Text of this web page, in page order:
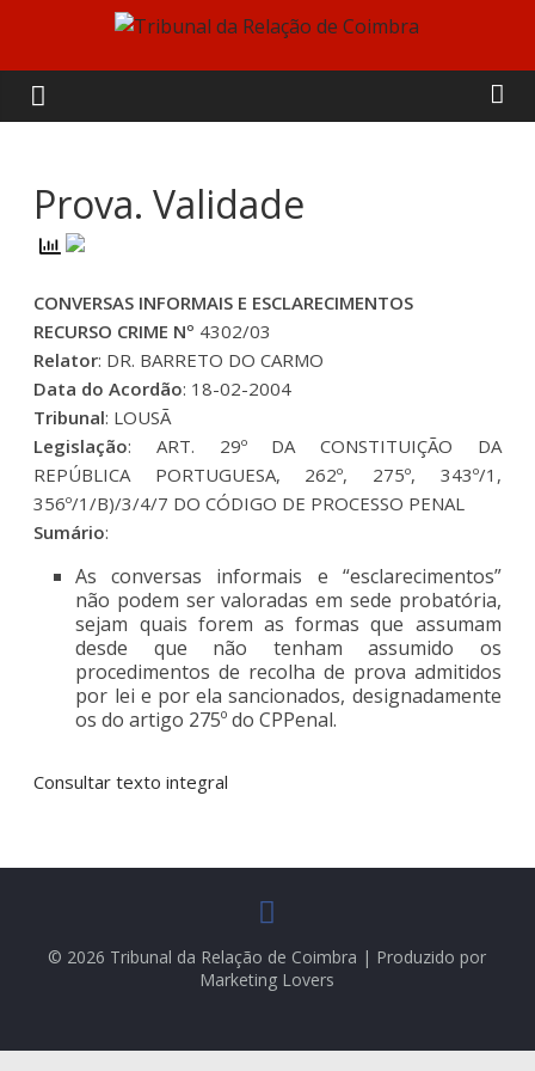
content
Tribunal
da
Relação
de
Coimbra
Prova. Validade
CONVERSAS INFORMAIS E ESCLARECIMENTOS
RECURSO CRIME Nº 4302/03
Relator: DR. BARRETO DO CARMO
Data do Acordão: 18-02-2004
Tribunal: LOUSÃ
Legislação: ART. 29º DA CONSTITUIÇÃO DA
REPÚBLICA PORTUGUESA, 262º, 275º, 343º/1,
356º/1/B)/3/4/7 DO CÓDIGO DE PROCESSO PENAL
Sumário:
As conversas informais e “esclarecimentos”
não podem ser valoradas em sede probatória,
sejam quais forem as formas que assumam
desde que não tenham assumido os
procedimentos de recolha de prova admitidos
por lei e por ela sancionados, designadamente
os do artigo 275º do CPPenal.
Consultar texto integral
© 2026 Tribunal da Relação de Coimbra | Produzido por
Marketing Lovers